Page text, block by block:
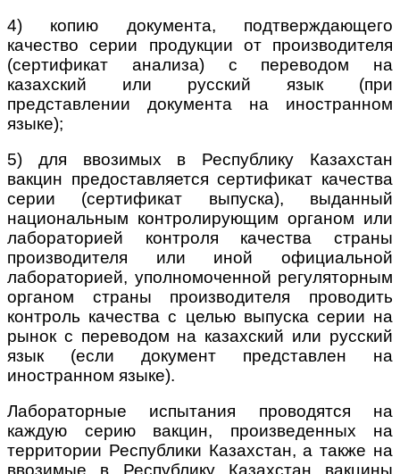
4) копию документа, подтверждающего
качество серии продукции от производителя
(сертификат анализа) с переводом на
казахский или русский язык (при
представлении документа на иностранном
языке);
5) для ввозимых в Республику Казахстан
вакцин предоставляется сертификат качества
серии (сертификат выпуска), выданный
национальным контролирующим органом или
лабораторией контроля качества страны
производителя или иной официальной
лабораторией, уполномоченной регуляторным
органом страны производителя проводить
контроль качества с целью выпуска серии на
рынок с переводом на казахский или русский
язык (если документ представлен на
иностранном языке).
Лабораторные испытания проводятся на
каждую серию вакцин, произведенных на
территории Республики Казахстан, а также на
ввозимые в Республику Казахстан вакцины